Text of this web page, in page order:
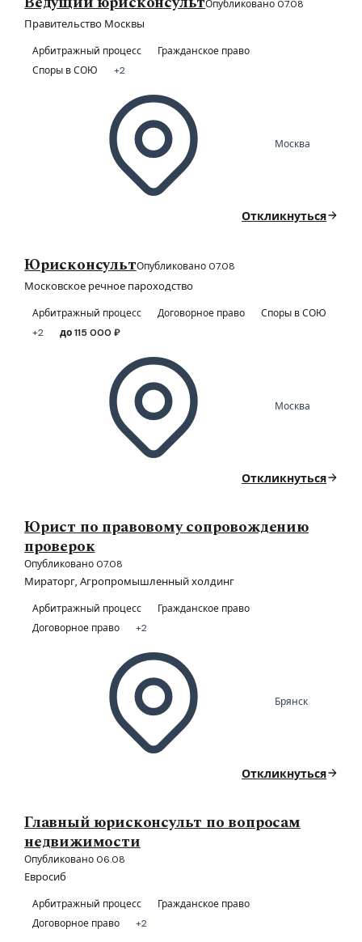
Опубликовано 07.08
Правительство Москвы
Арбитражный процесс
Гражданское право
Споры в СОЮ
+2
Москва
Откликнуться
ЮрисконсультОпубликовано 07.08
Московское речное пароходство
Арбитражный процесс Договорное право
Споры в СОЮ
+2
до 115 000 ₽
Москва
Откликнуться
Юрист по правовому сопровождению
проверок
Опубликовано 07.08
Мираторг, Агропромышленный холдинг
Арбитражный процесс
Гражданское право
Договорное право
+2
Брянск
Откликнуться
Главный юрисконсульт по вопросам
недвижимости
Опубликовано 06.08
Евросиб
Арбитражный процесс
Гражданское право
Договорное право
+2